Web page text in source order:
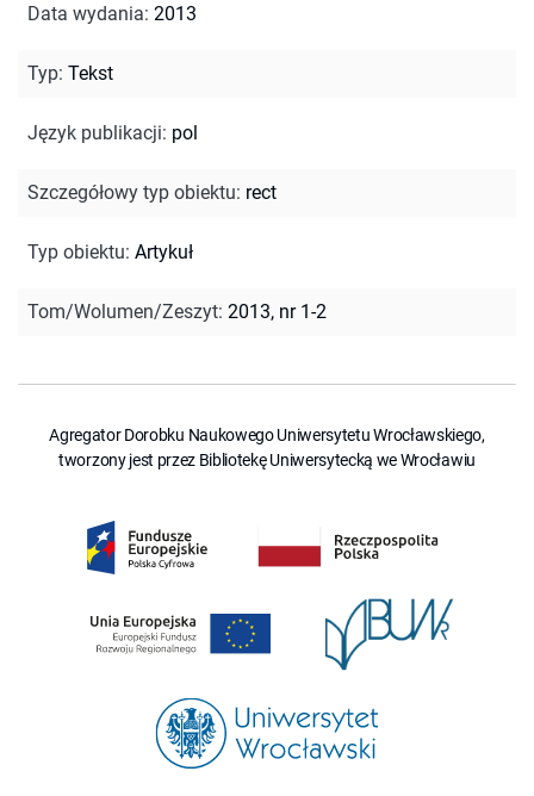
Data wydania: 2013
Typ: Tekst
Język publikacji: pol
Szczegółowy typ obiektu: rect
Typ obiektu: Artykuł
Tom/Wolumen/Zeszyt: 2013, nr 1-2
Agregator Dorobku Naukowego Uniwersytetu Wrocławskiego,
tworzony jest przez Bibliotekę Uniwersytecką we Wrocławiu